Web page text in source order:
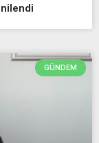
GÜNDEM